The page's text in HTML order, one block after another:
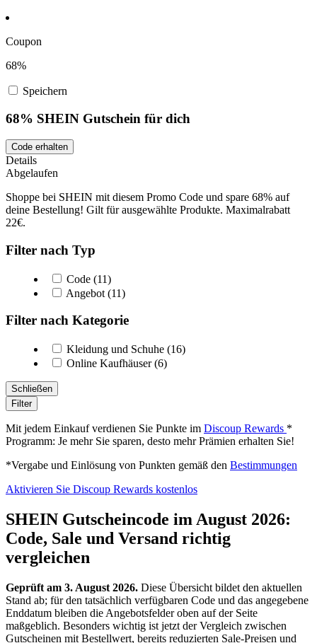
Coupon
68%
Speichern
68% SHEIN Gutschein für dich
Code erhalten
Details
Abgelaufen
Shoppe bei SHEIN mit diesem Promo Code und spare 68% auf
deine Bestellung! Gilt für ausgewählte Produkte. Maximalrabatt
22€.
Filter nach Typ
Code (11)
Angebot (11)
Filter nach Kategorie
Kleidung und Schuhe (16)
Online Kaufhäuser (6)
Schließen
Filter
Mit jedem Einkauf verdienen Sie Punkte im Discoup Rewards *
Programm: Je mehr Sie sparen, desto mehr Prämien erhalten Sie!
*Vergabe und Einlösung von Punkten gemäß den Bestimmungen
Aktivieren Sie Discoup Rewards kostenlos
SHEIN Gutscheincode im August 2026:
Code, Sale und Versand richtig
vergleichen
Geprüft am 3. August 2026. Diese Übersicht bildet den aktuellen
Stand ab; für den tatsächlich verfügbaren Code und das angegebene
Enddatum bleiben die Angebotsfelder oben auf der Seite
maßgeblich. Besonders wichtig ist jetzt der Vergleich zwischen
Gutscheinen mit Bestellwert, bereits reduzierten Sale-Preisen und